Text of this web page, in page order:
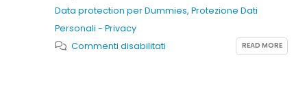
Data protection per Dummies, Protezione Dati
Personali - Privacy
Commenti disabilitati
READ MORE